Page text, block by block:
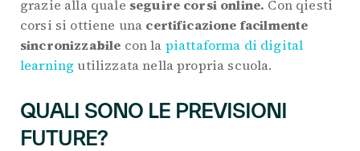
grazie alla quale seguire corsi online. Con qiesti
corsi si ottiene una certificazione facilmente
sincronizzabile con la piattaforma di digital
learning utilizzata nella propria scuola.
QUALI SONO LE PREVISIONI
FUTURE?